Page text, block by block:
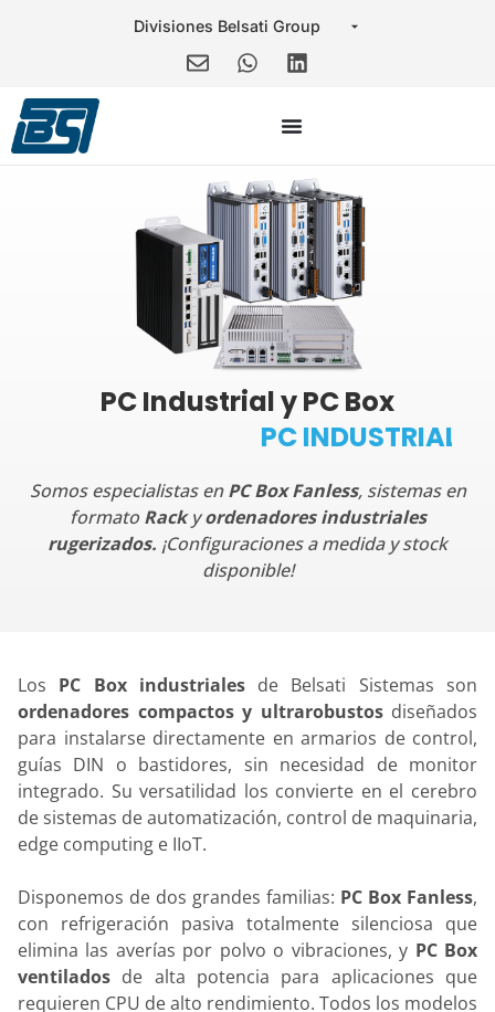
PC Industrial y PC Box
PCINDUSTRIAL
Somos especialistas enPC Box Fanless, sistemas en
formato Rackyordenadores industriales
rugerizados. ¡Configuraciones a medida y stock
disponible!
Los PC Box industrialesde Belsati Sistemas son
ordenadores compactos y ultrarobustosdiseñados
para instalarse directamente en armarios de control,
guías DIN o bastidores, sin necesidad de monitor
integrado. Su versatilidad los convierte en el cerebro
de sistemas de automatización, control de maquinaria,
edge computing e IIoT.
Disponemos de dos grandes familias: PC Box Fanless,
con refrigeración pasiva totalmente silenciosa que
elimina las averías por polvo o vibraciones, y PC Box
ventilados de alta potencia para aplicaciones que
requieren CPU de alto rendimiento. Todos los modelos